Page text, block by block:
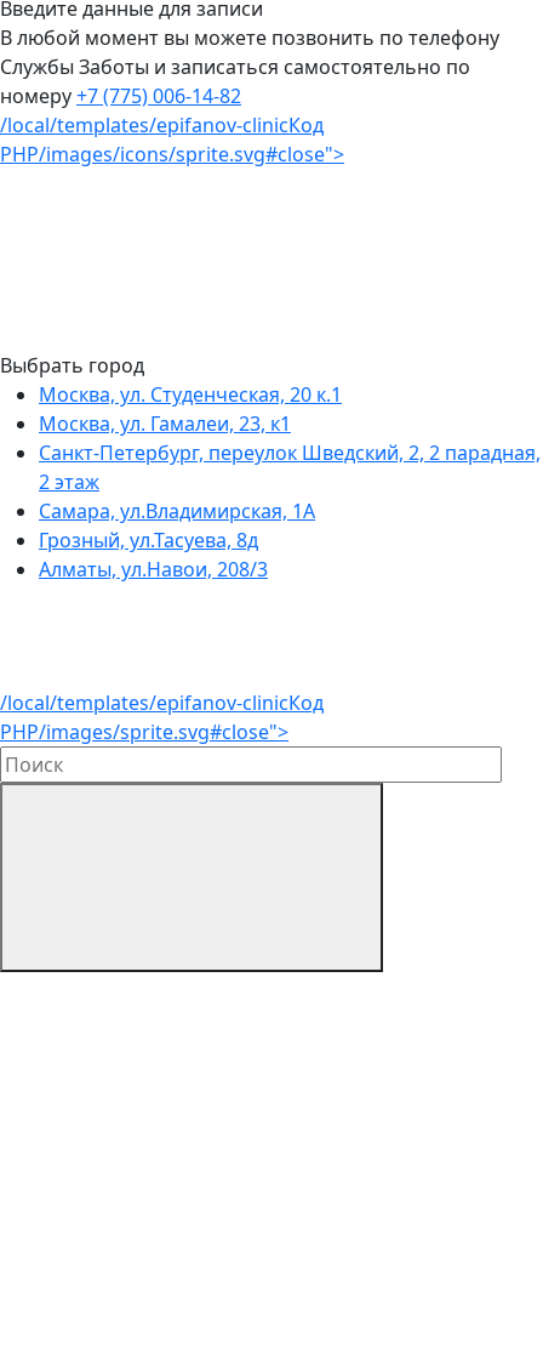
Введите данные для записи
В любой момент вы можете позвонить по телефону
Службы Заботы и записаться самостоятельно по
номеру+7 (775) 006-14-82
/local/templates/epifanov-clinicКод
PHP/images/icons/sprite.svg#close">
Выбрать город
Москва, ул. Студенческая, 20 к.1
Москва, ул. Гамалеи, 23, к1
Санкт-Петербург, переулок Шведский, 2, 2 парадная,
2 этаж
Самара, ул.Владимирская, 1А
Грозный, ул.Тасуева, 8д
Алматы, ул.Навои, 208/3
/local/templates/epifanov-clinicКод
PHP/images/sprite.svg#close">